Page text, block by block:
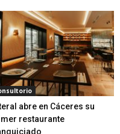
abre en Cáceres su
restaurante